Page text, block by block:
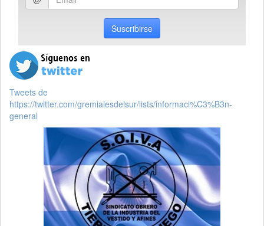
email
Suscribirse
Tweets de
https://twitter.com/gremialesdelsur/lists/informaci%C3%B3n-
general